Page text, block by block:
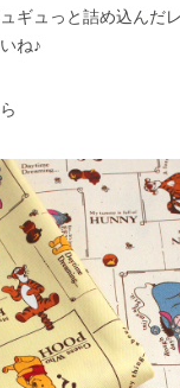
ギュっと詰め込んだレ
ね♪